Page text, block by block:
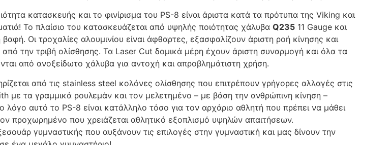
κατασκευής και το φινίρισμα του PS-8 είναι άριστα κατά τα πρότυπα της Viking και
Το πλαίσιο του κατασκευάζεται από υψηλής ποιότητας χάλυβαQ235 11 Gauge και
Οι τροχαλίες αλουμινίου είναι άφθαρτες, εξασφαλίζουν άριστη ροή κίνησης και
την τριβή ολίσθησης. Τα Laser Cut δομικά μέρη έχουν άριστη συναρμογή και όλα τα
από ανοξείδωτο χάλυβα για αντοχή και απροβλημάτιστη χρήση.
από τις stainless steel κολόνες ολίσθησης που επιτρέπουν γρήγορες αλλαγές στις
με τα γραμμικά ρουλεμάν και τον μελετημένο – με βάση την ανθρώπινη κίνηση –
λόγο αυτό το PS-8 είναι κατάλληλο τόσο για τον αρχάριο αθλητή που πρέπει να μάθει
προχωρημένο που χρειάζεται αθλητικό εξοπλισμό υψηλών απαιτήσεων.
γυμναστικής που αυξάνουν τις επιλογές στην γυμναστική και μας δίνουν την